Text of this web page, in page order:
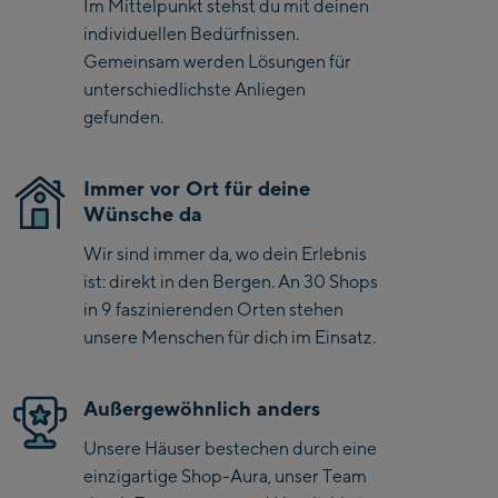
Saalbach Zentrum
Kohlmaisbahn
Saalbach Ski-Service
Viehhofen Talstation
/Valley station
McArthurGlen
Designer Outlet
Mayrhofen:
Mayrhofen Zentrum
Penkenbahn Talstation
/ Valley station
Penkenbahn
Im Mittelpunkt stehst du mit deinen
individuellen Bedürfnissen.
Gemeinsam werden Lösungen für
unterschiedlichste Anliegen
gefunden.
Immer vor Ort für deine
Wünsche da
Wir sind immer da, wo dein Erlebnis
ist: direkt in den Bergen. An 30 Shops
in 9 faszinierenden Orten stehen
unsere Menschen für dich im Einsatz.
Außergewöhnlich anders
Unsere Häuser bestechen durch eine
einzigartige Shop-Aura, unser Team